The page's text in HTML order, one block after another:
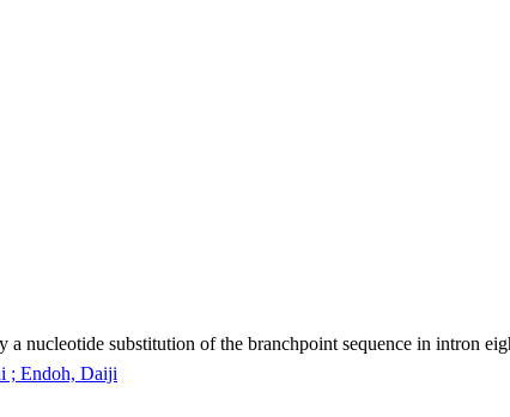
nucleotide substitution of the branchpoint sequence in intron
; Endoh, Daiji